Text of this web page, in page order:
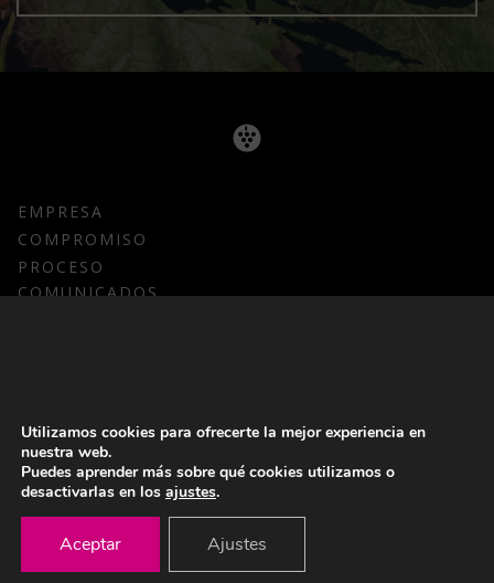
EMPRESA
COMPROMISO
PROCESO
COMUNICADOS
NOTICIAS
CONTACTO
KIT DE PRENSA
CANAL DE DENUNCIAS
ACCESO A EMPLEADOS >
Utilizamos cookies para ofrecerte la mejor experiencia en
nuestra web.
Puedes aprender más sobre qué cookies utilizamos o
desactivarlas en los ajustes.
Aceptar Ajustes